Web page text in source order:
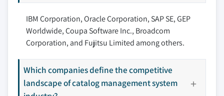
IBM Corporation, Oracle Corporation, SAP SE, GEP
Worldwide, Coupa Software Inc., Broadcom
Corporation, and Fujitsu Limited among others.
Which companies define the competitive
landscape of catalog management system